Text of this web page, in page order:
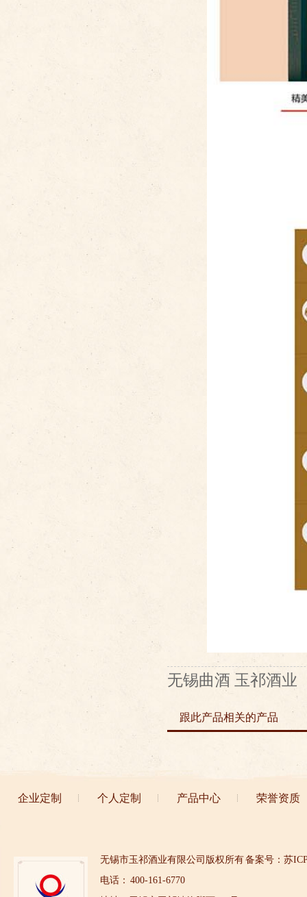
无锡曲酒 玉祁酒业
跟此产品相关的产品
企业定制 个人定制 产品中心 荣誉资质
无锡市玉祁酒业有限公司版权所有备案号：苏
电话： 400-161-6770